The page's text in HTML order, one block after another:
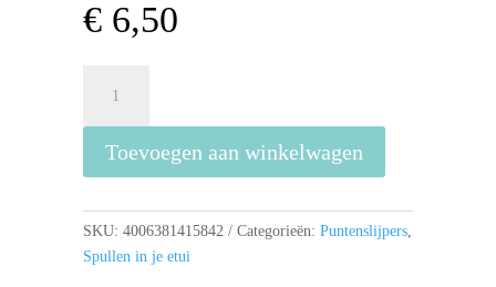
€6,50
Stabilo
Easy
-
aantal
Toevoegen aan winkelwagen
SKU: 4006381415842 Categorieën: Puntenslijpers,
Spullen in je etui